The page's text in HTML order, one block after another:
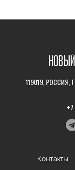
119019, РОССИЯ,
Контакты